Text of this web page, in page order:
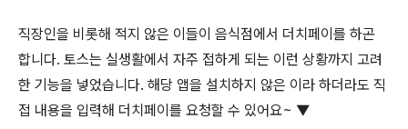
직장인을 비롯해 적지 않은 이들이 음식점에서 더치페이를 하곤
합니다. 토스는 실생활에서 자주 접하게 되는 이런 상황까지 고려
한 기능을 넣었습니다. 해당 앱을 설치하지 않은 이라 하더라도 직
접 내용을 입력해 더치페이를 요청할 수 있어요~ ▼